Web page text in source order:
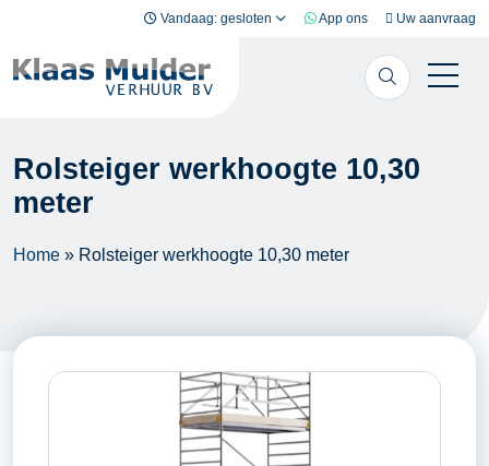
Vandaag: gesloten App ons Uw aanvraag
Rolsteiger werkhoogte 10,30
meter
Home » Rolsteiger werkhoogte 10,30 meter